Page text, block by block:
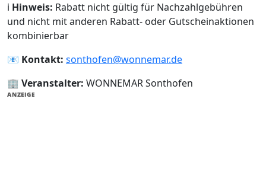
ℹ️ Hinweis: Rabatt nicht gültig für Nachzahlgebühren
und nicht mit anderen Rabatt- oder Gutscheinaktionen
kombinierbar
📧 Kontakt: sonthofen@wonnemar.de
🏢 Veranstalter: WONNEMAR Sonthofen
ANZEIGE